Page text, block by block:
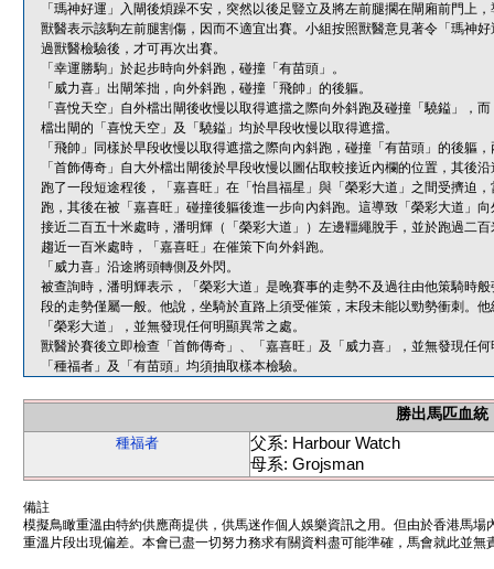
「瑪神好運」入閘後煩躁不安，突然以後足豎立及將左前腿擱在閘廂前門上
獸醫表示該駒左前腿割傷，因而不適宜出賽。小組按照獸醫意見著令「瑪神
過獸醫檢驗後，才可再次出賽。
「幸運勝駒」於起步時向外斜跑，碰撞「有苗頭」。
「威力喜」出閘笨拙，向外斜跑，碰撞「飛帥」的後軀。
「喜悅天空」自外檔出閘後收慢以取得遮擋之際向外斜跑及碰撞「驍鎰」，
檔出閘的「喜悅天空」及「驍鎰」均於早段收慢以取得遮擋。
「飛帥」同樣於早段收慢以取得遮擋之際向內斜跑，碰撞「有苗頭」的後軀
「首飾傳奇」自大外檔出閘後於早段收慢以圖佔取較接近內欄的位置，其後
跑了一段短途程後，「嘉喜旺」在「怡昌福星」與「榮彩大道」之間受擠迫
跑，其後在被「嘉喜旺」碰撞後軀後進一步向內斜跑。這導致「榮彩大道」
接近二百五十米處時，潘明輝（「榮彩大道」）左邊韁繩脫手，並於跑過二
趨近一百米處時，「嘉喜旺」在催策下向外斜跑。
「威力喜」沿途將頭轉側及外閃。
被查詢時，潘明輝表示，「榮彩大道」是晚賽事的走勢不及過往由他策騎時
段的走勢僅屬一般。他說，坐騎於直路上須受催策，末段未能以勁勢衝刺。
「榮彩大道」，並無發現任何明顯異常之處。
獸醫於賽後立即檢查「首飾傳奇」、「嘉喜旺」及「威力喜」，並無發現任
「種福者」及「有苗頭」均須抽取樣本檢驗。
勝出馬匹血統
種福者
父系: Harbour Watch
母系: Grojsman
備註
模擬鳥瞰重溫由特約供應商提供，供馬迷作個人娛樂資訊之用。但由於香港馬
重溫片段出現偏差。本會已盡一切努力務求有關資料盡可能準確，馬會就此並